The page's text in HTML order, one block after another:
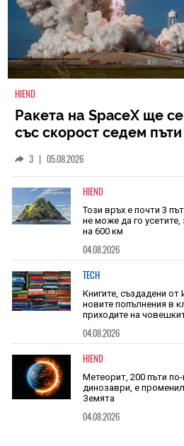
HIEND
Ракета на SpaceX ще
със скорост седем
3 | 05.08.2026
HIEND
Този връх е почти 3
не може да го
на 600 км
04.08.2026
TECH
Книгите, създадени
новите попълнения в
приходите на
04.08.2026
HIEND
Метеорит, 200 пъти
динозаври, е
Земята
04.08.2026